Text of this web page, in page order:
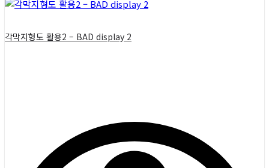
각막지형도 활용2 – BAD display 2